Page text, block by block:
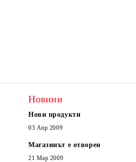
Новини
Нови продукти
03 Апр 2009
Магазинът е отворен
21 Мар 2009